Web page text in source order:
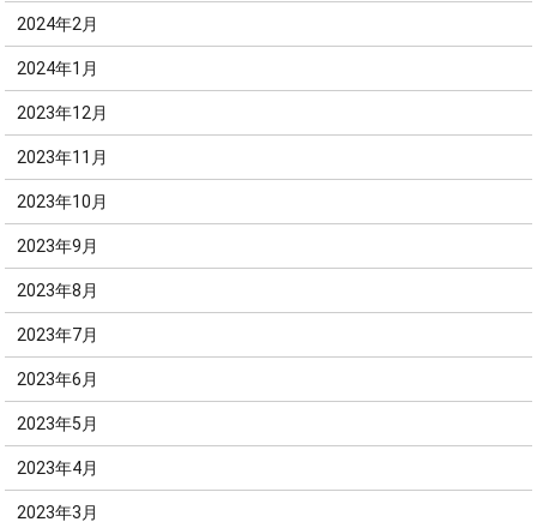
2024年2月
2024年1月
2023年12月
2023年11月
2023年10月
2023年9月
2023年8月
2023年7月
2023年6月
2023年5月
2023年4月
2023年3月